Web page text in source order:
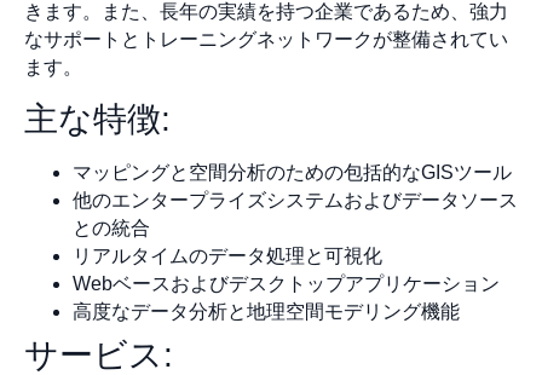
きます。また、長年の実績を持つ企業であるため、強力
なサポートとトレーニングネットワークが整備されてい
ます。
主な特徴:
マッピングと空間分析のための包括的なGISツール
他のエンタープライズシステムおよびデータソース
との統合
リアルタイムのデータ処理と可視化
Webベースおよびデスクトップアプリケーション
高度なデータ分析と地理空間モデリング機能
サービス: